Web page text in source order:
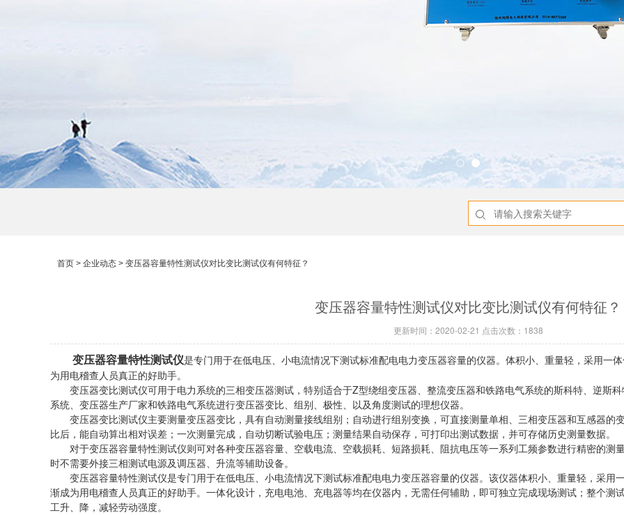
首页 > 企业动态 > 变压器容量特性测试仪对比变比测试仪有何特征？
变压器容量特性测试仪对比变比测试仪有何特征？
更新时间：2020-02-21 点击次数：1838
变压器容量特性测试仪是专门用于在低电压、小电流情况下测试标准配电电力变压器容量的仪器。体积小、重量轻，采用一
为用电稽查人员真正的好助手。
变压器变比测试仪可用于电力系统的三相变压器测试，特别适合于Z型绕组变压器、整流变压器和铁路电气系统的斯科特、逆斯
系统、变压器生产厂家和铁路电气系统进行变压器变比、组别、极性、以及角度测试的理想仪器。
变压器变比测试仪主要测量变压器变比，具有自动测量接线组别；自动进行组别变换，可直接测量单相、三相变压器和互感器的
比后，能自动算出相对误差；一次测量完成，自动切断试验电压；测量结果自动保存，可打印出测试数据，并可存储历史测量数据。
对于变压器容量特性测试仪则可对各种变压器容量、空载电流、空载损耗、短路损耗、阻抗电压等一系列工频参数进行精密的测
时不需要外接三相测试电源及调压器、升流等辅助设备。
变压器容量特性测试仪是专门用于在低电压、小电流情况下测试标准配电电力变压器容量的仪器。该仪器体积小、重量轻，采用
渐成为用电稽查人员真正的好助手。一体化设计，充电电池、充电器等均在仪器内，无需任何辅助，即可独立完成现场测试；整个
工升、降，减轻劳动强度。